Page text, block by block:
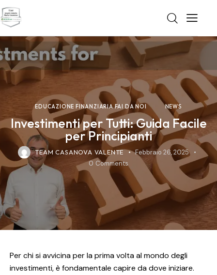
EDUCAZIONE FINANZIARIA FAI DA NOI NEWS
Investimenti per Tutti: Guida Facile
per Principianti
TEAM CASANOVA VALENTE
Febbraio 26, 2025
0 Comments
Per chi si avvicina per la prima volta al mondo degli
investimenti, è fondamentale capire da dove iniziare.